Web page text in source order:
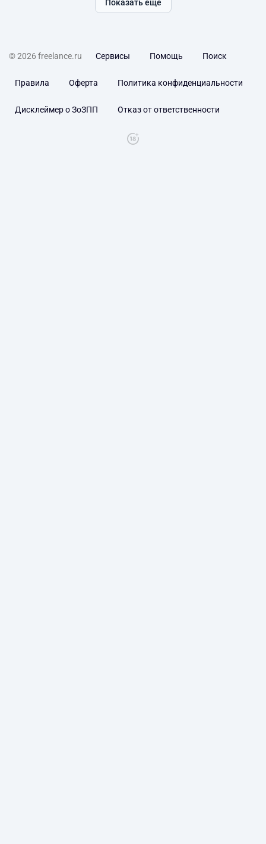
Показать ещё
© 2026 freelance.ru Сервисы Помощь Поиск
Правила Оферта Политика конфиденциальности
Дисклеймер о ЗоЗПП Отказ от ответственности